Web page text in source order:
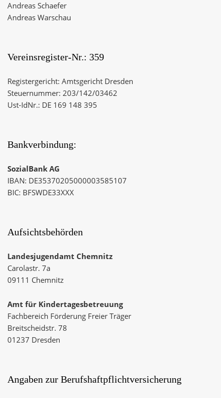
Andreas Schaefer
Andreas Warschau
Vereinsregister-Nr.: 359
Registergericht: Amtsgericht Dresden
Steuernummer: 203/142/03462
Ust-IdNr.: DE 169 148 395
Bankverbindung:
SozialBank AG
IBAN: DE35370205000003585107
BIC: BFSWDE33XXX
Aufsichtsbehörden
Landesjugendamt Chemnitz
Carolastr. 7a
09111 Chemnitz
Amt für Kindertagesbetreuung
Fachbereich Förderung Freier Träger
Breitscheidstr. 78
01237 Dresden
Angaben zur Berufshaftpflichtversicherung